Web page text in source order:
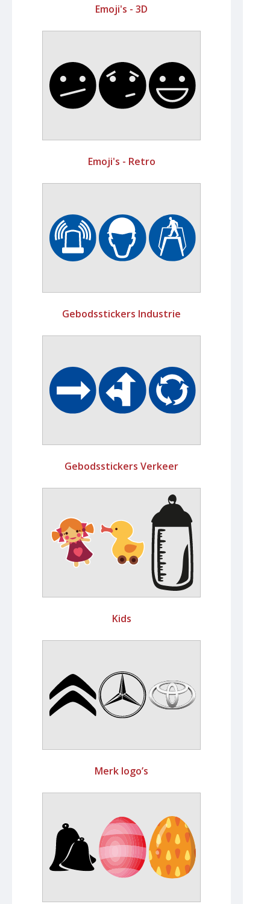
Emoji's - 3D
Emoji's - Retro
Gebodsstickers Industrie
Gebodsstickers Verkeer
Kids
Merk logo’s